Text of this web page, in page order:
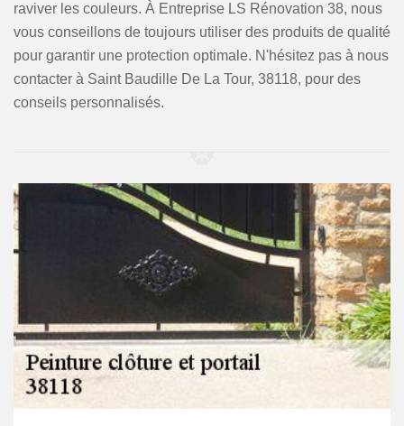
raviver les couleurs. À Entreprise LS Rénovation 38, nous
vous conseillons de toujours utiliser des produits de qualité
pour garantir une protection optimale. N'hésitez pas à nous
contacter à Saint Baudille De La Tour, 38118, pour des
conseils personnalisés.